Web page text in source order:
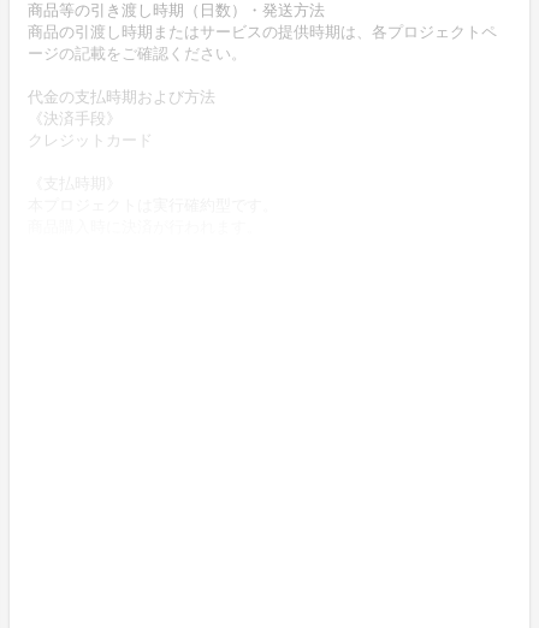
商品等の引き渡し時期（日数）・発送方法
商品の引渡し時期またはサービスの提供時期は、各プロジェクトペ
ージの記載をご確認ください。
代金の支払時期および方法
《決済手段》
クレジットカード